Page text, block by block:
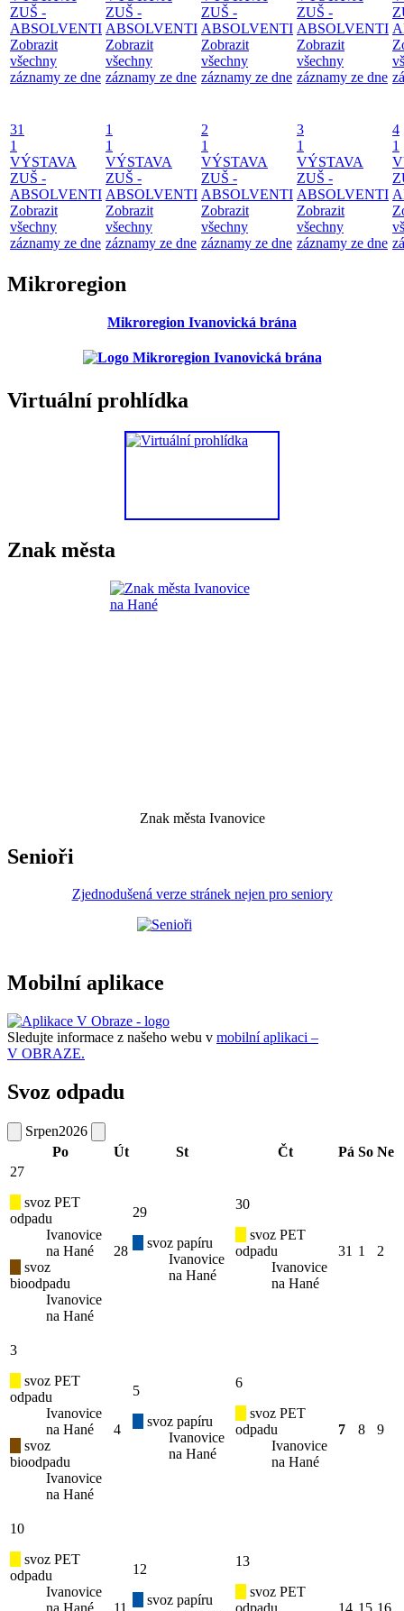
ZUŠ -
ABSOLVENTI
Zobrazit
všechny
záznamy ze dne
ZUŠ -
ABSOLVENTI
Zobrazit
všechny
záznamy ze dne
ZUŠ -
ABSOLVENTI
Zobrazit
všechny
záznamy ze dne
ZUŠ -
ABSOLVENTI
Zobrazit
všechny
záznamy ze dne
31
1
VÝSTAVA
ZUŠ -
ABSOLVENTI
Zobrazit
všechny
záznamy ze dne
1
1
VÝSTAVA
ZUŠ -
ABSOLVENTI
Zobrazit
všechny
záznamy ze dne
2
1
VÝSTAVA
ZUŠ -
ABSOLVENTI
Zobrazit
všechny
záznamy ze dne
3
1
VÝSTAVA
ZUŠ -
ABSOLVENTI
Zobrazit
všechny
záznamy ze dne
4
1
Mikroregion
Mikroregion Ivanovická brána
Virtuální prohlídka
Znak města
Znak města Ivanovice
Senioři
Zjednodušená verze stránek nejen pro seniory
Mobilní aplikace
Sledujte informace z našeho webu v mobilní aplikaci –
V OBRAZE.
Svoz odpadu
Srpen2026
Po
Út St Čt Pá So Ne
27
svoz PET
odpadu
Ivanovice
na Hané
svoz
bioodpadu
Ivanovice
na Hané
28
29
svoz papíru
Ivanovice
na Hané
30
svoz PET
odpadu
Ivanovice
na Hané
31 1 2
3
svoz PET
odpadu
Ivanovice
na Hané
svoz
bioodpadu
Ivanovice
na Hané
4
5
svoz papíru
Ivanovice
na Hané
6
svoz PET
odpadu
Ivanovice
na Hané
7 8 9
10
svoz PET
odpadu
Ivanovice
na Hané
11
12
svoz papíru
13
svoz PET
odpadu
14 15 16